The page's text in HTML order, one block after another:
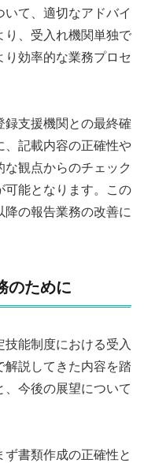
て、適切なアドバイ
り、受入れ機関単独で
り効率的な業務プロセ
録支援機関との最終確
、記載内容の正確性や
観点からのチェック
可能となります。この
の報告業務の改善に
のために
能制度における受入
解説してきた内容を踏
、今後の展望について
書類作成の正確性と